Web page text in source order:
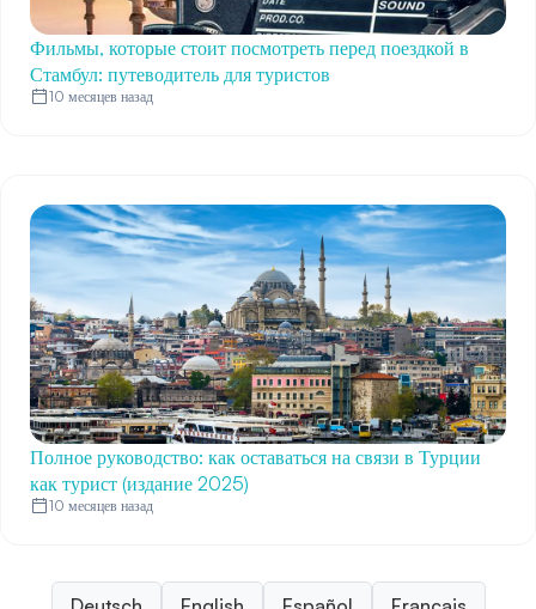
Фильмы, которые стоит посмотреть перед поездкой в
Стамбул: путеводитель для туристов
10 месяцев назад
Полное руководство: как оставаться на связи в Турции
как турист (издание 2025)
10 месяцев назад